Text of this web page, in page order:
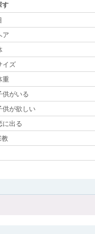
す
ア
イズ
重
供がいる
供が欲しい
に出る
教